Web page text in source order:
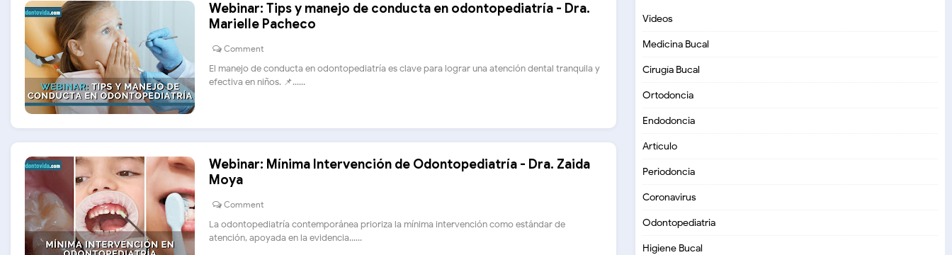
Webinar: Tips y manejo de conducta en odontopediatría - Dra.
Marielle Pacheco
Comment
El manejo de conducta en odontopediatría es clave para lograr una atención dental tranquila y
efectiva en niños. 📌......
Webinar: Mínima Intervención de Odontopediatría - Dra. Zaida
Moya
Comment
La odontopediatría contemporánea prioriza la mínima intervención como estándar de
atención, apoyada en la evidencia......
Videos
Medicina Bucal
Cirugía Bucal
Ortodoncia
Endodoncia
Artículo
Periodoncia
Coronavirus
Odontopediatria
Higiene Bucal